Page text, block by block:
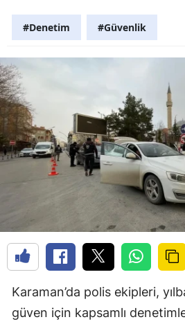
#Denetim #Güvenlik
Karaman’da polis ekipleri,
güven için kapsamlı